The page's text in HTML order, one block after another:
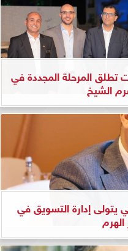
تطلق المرحلة المجددة في
الشيخ
يتولى إدارة التسويق في